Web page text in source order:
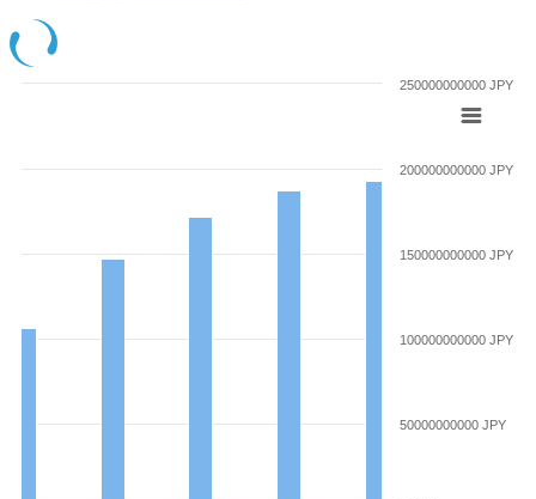
50000000000 JPY
100000000000 JPY
150000000000 JPY
200000000000 JPY
250000000000 JPY